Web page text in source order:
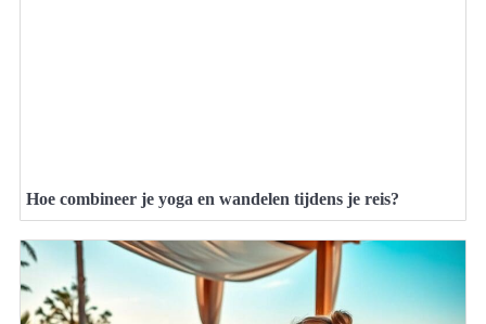
Hoe combineer je yoga en wandelen tijdens je reis?